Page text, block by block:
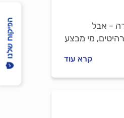
- אבל
מי מבצע
קרא עוד
הפיקוח שלנו